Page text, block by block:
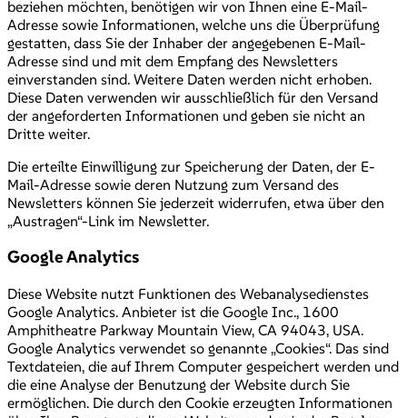
beziehen möchten, benötigen wir von Ihnen eine E-Mail-
Adresse sowie Informationen, welche uns die Überprüfung
gestatten, dass Sie der Inhaber der angegebenen E-Mail-
Adresse sind und mit dem Empfang des Newsletters
einverstanden sind. Weitere Daten werden nicht erhoben.
Diese Daten verwenden wir ausschließlich für den Versand
der angeforderten Informationen und geben sie nicht an
Dritte weiter.
Die erteilte Einwilligung zur Speicherung der Daten, der E-
Mail-Adresse sowie deren Nutzung zum Versand des
Newsletters können Sie jederzeit widerrufen, etwa über den
„Austragen“-Link im Newsletter.
Google Analytics
Diese Website nutzt Funktionen des Webanalysedienstes
Google Analytics. Anbieter ist die Google Inc., 1600
Amphitheatre Parkway Mountain View, CA 94043, USA.
Google Analytics verwendet so genannte „Cookies“. Das sind
Textdateien, die auf Ihrem Computer gespeichert werden und
die eine Analyse der Benutzung der Website durch Sie
ermöglichen. Die durch den Cookie erzeugten Informationen